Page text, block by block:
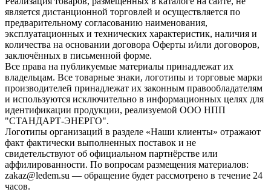
является дистанционной торговлей и осуществляется по
предварительному согласованию наименования,
эксплуатационных и технических характеристик, наличия и
количества на основании договора Оферты и/или договоров,
заключённых в письменной форме.
Все права на публикуемые материалы принадлежат их
владельцам. Все товарные знаки, логотипы и торговые марки
производителей принадлежат их законным правообладателям
и используются исключительно в информационных целях для
идентификации продукции, реализуемой ООО НПП
"СТАНДАРТ-ЭНЕРГО".
Логотипы организаций в разделе «Наши клиенты» отражают
факт фактически выполненных поставок и не
свидетельствуют об официальном партнёрстве или
аффилированности. По вопросам размещения материалов:
zakaz@ledem.su — обращение будет рассмотрено в течение 24
часов.